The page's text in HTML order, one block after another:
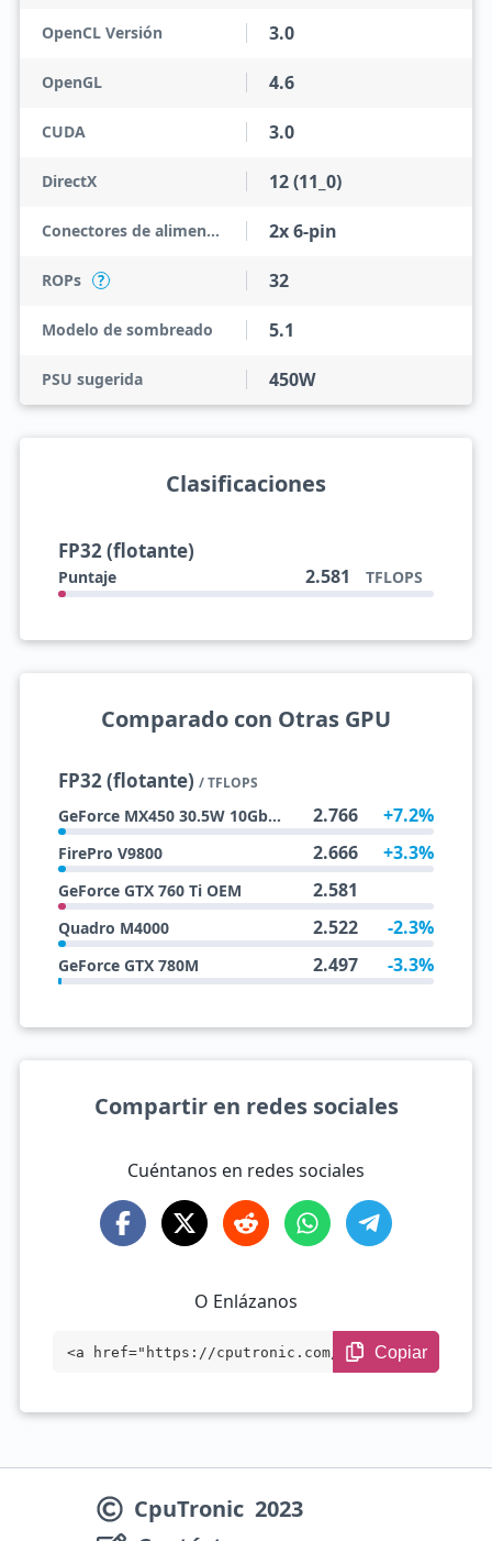
OpenCL Versión 3.0
OpenGL 4.6
CUDA 3.0
DirectX 12 (11_0)
Conectores de alimentación 2x 6-pin
ROPs ? 32
Modelo de sombreado 5.1
PSU sugerida 450W
Clasificaciones
FP32 (flotante)
Puntaje 2.581 TFLOPS
Comparado con Otras GPU
FP32 (flotante) / TFLOPS
GeForce MX450 30.5W 10Gbps 2.766 +7.2%
FirePro V9800 2.666 +3.3%
GeForce GTX 760 Ti OEM 2.581
Quadro M4000 2.522 -2.3%
GeForce GTX 780M 2.497 -3.3%
Compartir en redes sociales
Cuéntanos en redes sociales
O Enlázanos
<a href="https://cputronic.com/es/gpu/nv
Copiar
CpuTronic 2023